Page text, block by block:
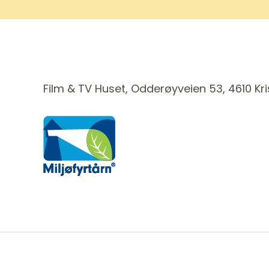
Film & TV Huset, Odderøyveien 53, 4610